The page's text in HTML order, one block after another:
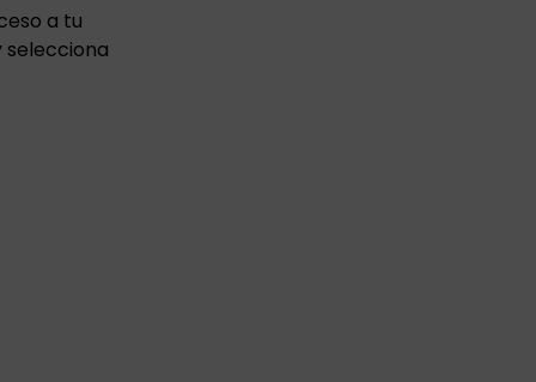
a tu
selecciona